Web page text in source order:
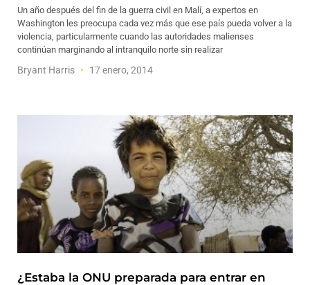
Un año después del fin de la guerra civil en Malí, a expertos en
Washington les preocupa cada vez más que ese país pueda volver a la
violencia, particularmente cuando las autoridades malienses
continúan marginando al intranquilo norte sin realizar
Bryant Harris 17 enero, 2014
¿Estaba la ONU preparada para entrar en